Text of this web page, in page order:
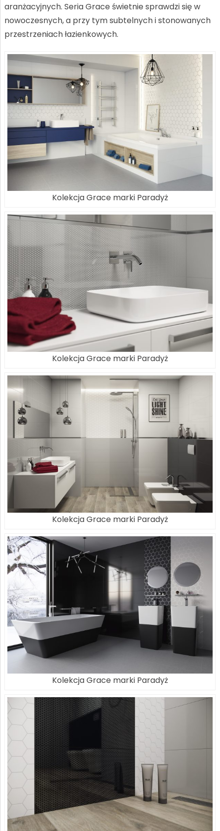
aranżacyjnych. Seria Grace świetnie sprawdzi się w
nowoczesnych, a przy tym subtelnych i stonowanych
przestrzeniach łazienkowych.
Kolekcja Grace marki Paradyż
Kolekcja Grace marki Paradyż
Kolekcja Grace marki Paradyż
Kolekcja Grace marki Paradyż